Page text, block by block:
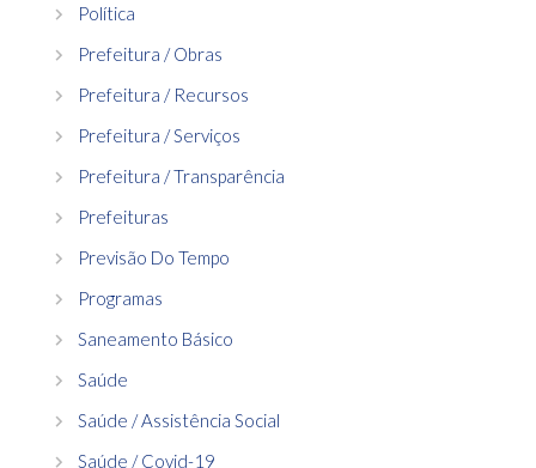
Política
Prefeitura / Obras
Prefeitura / Recursos
Prefeitura / Serviços
Prefeitura / Transparência
Prefeituras
Previsão Do Tempo
Programas
Saneamento Básico
Saúde
Saúde / Assistência Social
Saúde / Covid-19